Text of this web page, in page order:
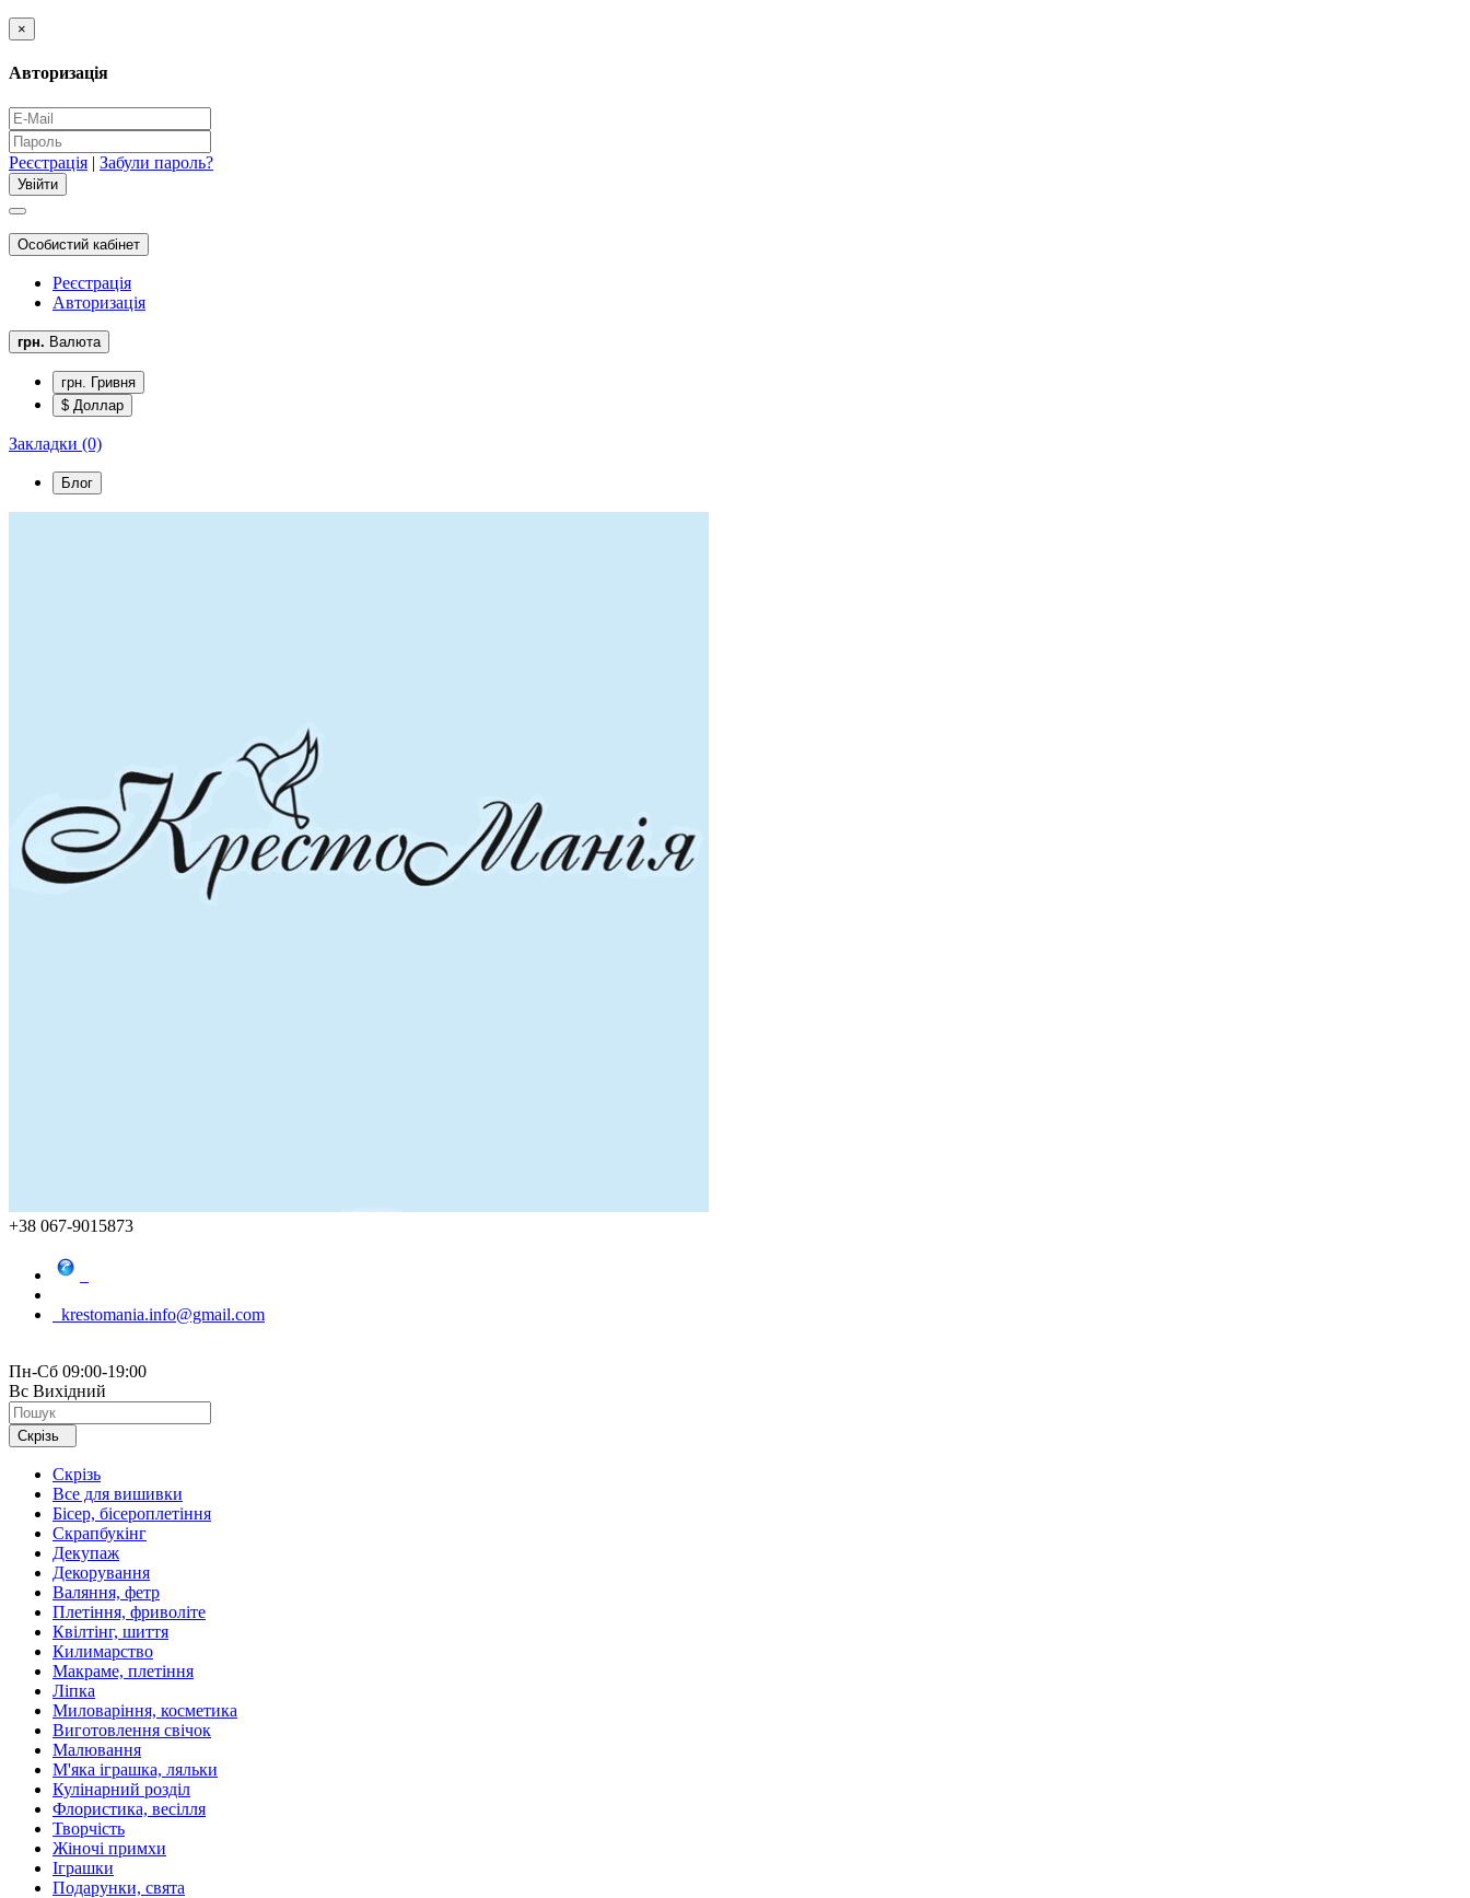
×
Авторизація
Реєстрація | Забули пароль?
Особистий кабінет
Реєстрація
Авторизація
грн. Валюта
грн. Гривня
$ Доллар
Закладки (0)
Блог
+38 067-9015873
krestomania.info@gmail.com
Пн-Сб 09:00-19:00
Вс Вихідний
Скрізь
Скрізь
Все для вишивки
Бісер, бісероплетіння
Скрапбукінг
Декупаж
Декорування
Валяння, фетр
Плетіння, фриволіте
Квілтінг, шиття
Килимарство
Макраме, плетіння
Ліпка
Миловаріння, косметика
Виготовлення свічок
Малювання
М'яка іграшка, ляльки
Кулінарний розділ
Флористика, весілля
Творчість
Жіночі примхи
Іграшки
Подарунки, свята